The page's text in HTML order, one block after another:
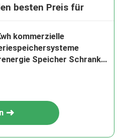
besten Preis für
kommerzielle
Speicher Schrank